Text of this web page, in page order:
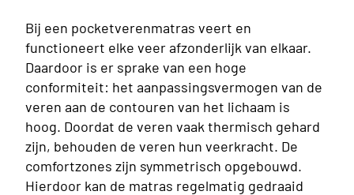
Bij een pocketverenmatras veert en
functioneert elke veer afzonderlijk van elkaar.
Daardoor is er sprake van een hoge
conformiteit: het aanpassingsvermogen van de
veren aan de contouren van het lichaam is
hoog. Doordat de veren vaak thermisch gehard
zijn, behouden de veren hun veerkracht. De
comfortzones zijn symmetrisch opgebouwd.
Hierdoor kan de matras regelmatig gedraaid